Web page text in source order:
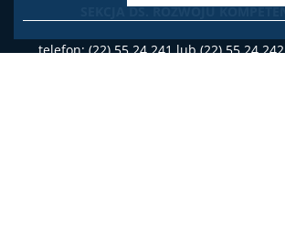
SEKCJA DS. ROZWOJU
telefon: (22) 55 24 241 lub (22) 55 24